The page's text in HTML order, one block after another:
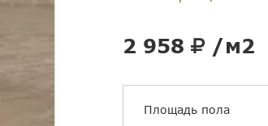
2 958 /м2
Площадь пола